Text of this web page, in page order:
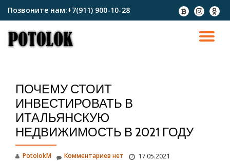
содержимому
Позвоните нам:+7(911) 900-10-28
fa-
btc
fa-
instagram
fa-
ПОЧЕМУ СТОИТ
ИНВЕСТИРОВАТЬ В
ИТАЛЬЯНСКУЮ
НЕДВИЖИМОСТЬ В 2021 ГОДУ
PotolokM 17.05.2021
Комментариев нет